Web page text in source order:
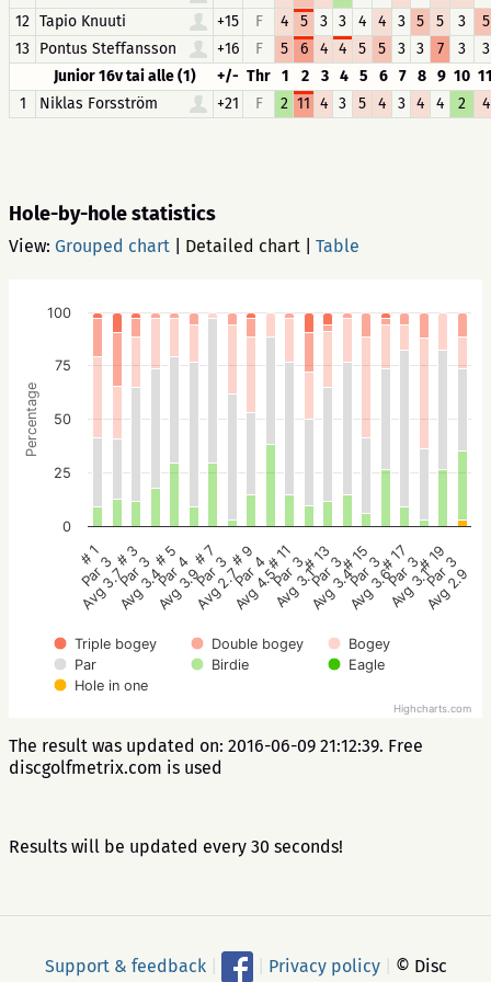
12 Tapio Knuuti +15 F 4 5 3 3 4 4 3 5 5 3
5
13 Pontus Steffansson +16 F 5 6 4 4 5 5 3 3 7 3
3
Junior 16v tai alle (1)
+/- Thr 1 2 3 4 5 6 7 8 9 10
1
Niklas Forsström +21 F 2 11 4 3 5 4 3 4 4 2 4
Hole-by-hole statistics
View: Grouped chart Detailed chart Table
Percentage
Triple bogey Double bogey
Bogey
Par
Birdie
Eagle
Hole in one
# 1
Par 3
Avg 3.7
# 3
Par 3
Avg 3.4
# 5
Par 4
Avg 3.9
# 7
Par 3
Avg 2.7
# 9
Par 4
Avg 4.5
# 11
Par 3
Avg 3.1
# 13
Par 3
Avg 3.4
# 15
Par 3
Avg 3.6
# 17
Par 3
Avg 3.1
# 19
Par 3
Avg 2.9
0
25
50
75
100
Highcharts.com
The result was updated on: 2016-06-09 21:12:39. Free
discgolfmetrix.com is used
Results will be updated every 30 seconds!
Support & feedback Privacy policy
© Disc